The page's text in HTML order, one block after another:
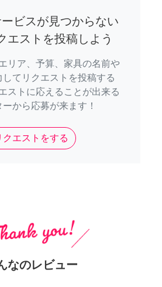
ビスが見つからない
エストを投稿しよう
リア、予算、家具の名前や
てリクエストを投稿する
ストに応えることが出来る
から応募が来ます！
クエストをする
なのレビュー